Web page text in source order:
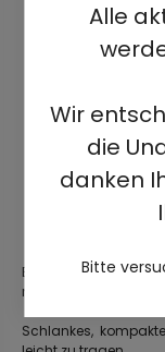
Alle
Wir
die
danken
Bitte
Elegante,
mit einer Ladung von
Schlankes,